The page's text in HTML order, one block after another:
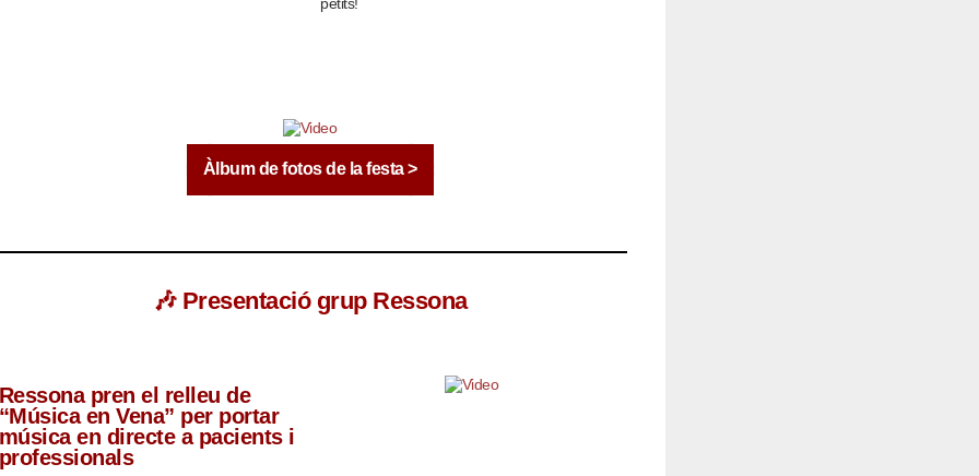
Àlbum de fotos de la festa >
🎶 Presentació grup Ressona
pren el relleu de
en Vena” per portar
en directe a pacients i